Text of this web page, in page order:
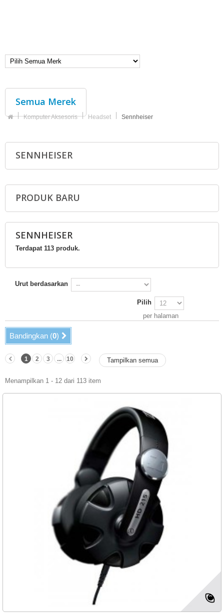
Semua Merek
Komputer Aksesoris Headset Sennheiser
SENNHEISER
PRODUK BARU
SENNHEISER
Terdapat 113 produk.
Urut berdasarkan
Pilih
per halaman
Bandingkan (0)
Tampilkan semua
1 2 3 ... 10
Menampilkan 1 - 12 dari 113 item